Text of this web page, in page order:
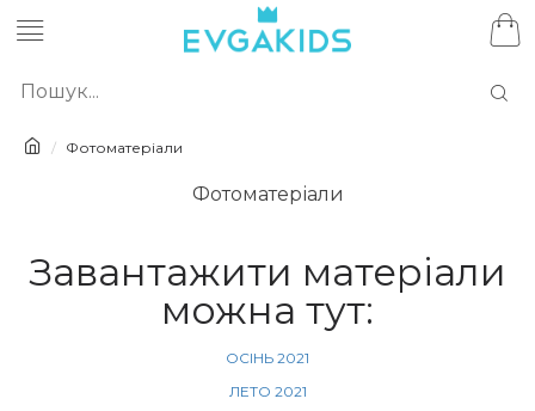
Фотоматеріали
Фотоматеріали
Завантажити матеріали
можна тут:
ОСIНЬ 2021
ЛЕТО 2021